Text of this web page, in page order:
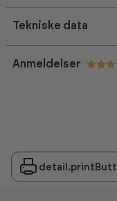
Tekniske data
Anmeldelser